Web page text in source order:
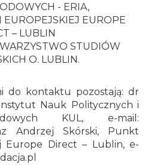
- ERIA,
EUROPE
– LUBLIN
STUDIÓW
O. LUBLIN.
do kontaktu pozostają: dr
Nauk Politycznych i
KUL, e-mail:
Andrzej Skórski, Punkt
Europe Direct – Lublin, e-